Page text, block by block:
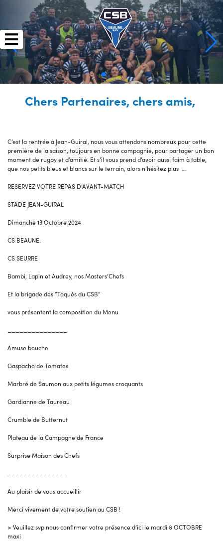
Chers Partenaires, chers amis,
C’est la rentrée à Jean-Guiral, nous vous attendons nombreux pour cette
première de la saison, toujours en bonne compagnie, pour partager un bon
moment de rugby et d’amitié. Et s’il vous prend d’avoir aussi faim à table,
que nos petits bleus et blancs sur le terrain, alors n’hésitez plus …
RESERVEZ VOTRE REPAS D’AVANT-MATCH
STADE JEAN-GUIRAL
Dimanche 13 Octobre 2024
CS BEAUNE.
CS SEURRE
Bambi, Lapin et Audrey, nos Masters’Chefs
Et la brigade des ”Toqués du CSB”
vous présentent la composition du Menu
Amuse bouche
Gaspacho de Tomates
Marbré de Saumon aux petits légumes croquants
Gardianne de Taureau
Crumble de Butternut
Plateau de la Campagne de France
Surprise Maison des Chefs
Au plaisir de vous accueillir
Merci vivement de votre soutien au CSB !
> Veuillez svp nous confirmer votre présence d’ici le mardi 8 OCTOBRE
maxi